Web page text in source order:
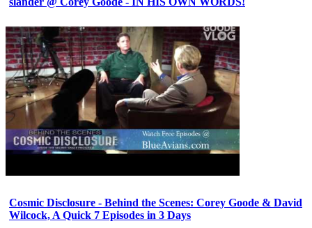
Cosmic Disclosure - Behind the Scenes: Corey Goode & David
Wilcock, A Quick 7 Episodes in 3 Days